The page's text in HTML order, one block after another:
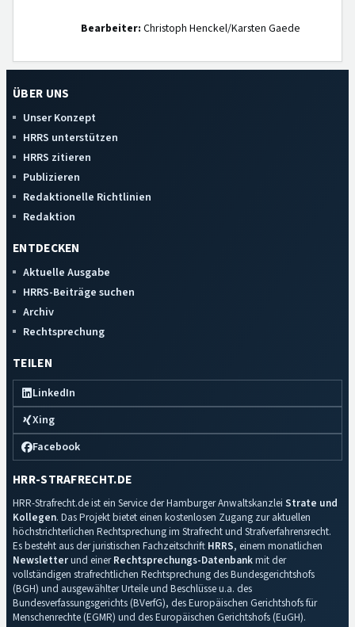
Bearbeiter: Christoph Henckel/Karsten Gaede
ÜBER UNS
Unser Konzept
HRRS unterstützen
HRRS zitieren
Publizieren
Redaktionelle Richtlinien
Redaktion
ENTDECKEN
Aktuelle Ausgabe
HRRS-Beiträge suchen
Archiv
Rechtsprechung
TEILEN
LinkedIn
Xing
Facebook
HRR-STRAFRECHT.DE
HRR-Strafrecht.de ist ein Service der Hamburger Anwaltskanzlei Strate und
Kollegen. Das Projekt bietet einen kostenlosen Zugang zur aktuellen
höchstrichterlichen Rechtsprechung im Strafrecht und Strafverfahrensrecht.
Es besteht aus der juristischen Fachzeitschrift HRRS, einem monatlichen
Newsletterund einerRechtsprechungs-Datenbankmit der
vollständigen strafrechtlichen Rechtsprechung des Bundesgerichtshofs
(BGH) und ausgewählter Urteile und Beschlüsse u.a. des
Bundesverfassungsgerichts (BVerfG), des Europäischen Gerichtshofs für
Menschenrechte (EGMR) und des Europäischen Gerichtshofs (EuGH).